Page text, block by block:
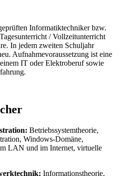
Informatiktechniker bzw.
/ Vollzeitunterricht
In jedem zweiten Schuljahr
Aufnahmevoraussetzung ist eine
IT oder Elektroberuf sowie
Betriebssystemtheorie,
Windows-Domäne,
LAN und im Internet, virtuelle
Informationstheorie,